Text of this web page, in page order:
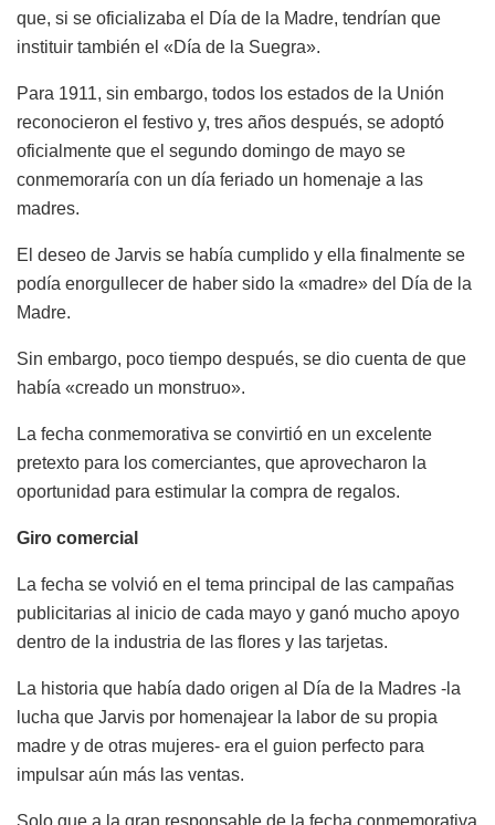
que, si se oficializaba el Día de la Madre, tendrían que
instituir también el «Día de la Suegra».
Para 1911, sin embargo, todos los estados de la Unión
reconocieron el festivo y, tres años después, se adoptó
oficialmente que el segundo domingo de mayo se
conmemoraría con un día feriado un homenaje a las
madres.
El deseo de Jarvis se había cumplido y ella finalmente se
podía enorgullecer de haber sido la «madre» del Día de la
Madre.
Sin embargo, poco tiempo después, se dio cuenta de que
había «creado un monstruo».
La fecha conmemorativa se convirtió en un excelente
pretexto para los comerciantes, que aprovecharon la
oportunidad para estimular la compra de regalos.
Giro comercial
La fecha se volvió en el tema principal de las campañas
publicitarias al inicio de cada mayo y ganó mucho apoyo
dentro de la industria de las flores y las tarjetas.
La historia que había dado origen al Día de la Madres -la
lucha que Jarvis por homenajear la labor de su propia
madre y de otras mujeres- era el guion perfecto para
impulsar aún más las ventas.
Solo que a la gran responsable de la fecha conmemorativa